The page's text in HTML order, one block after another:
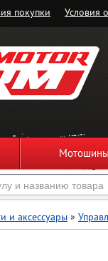
покупки Условия
и аксессуары »